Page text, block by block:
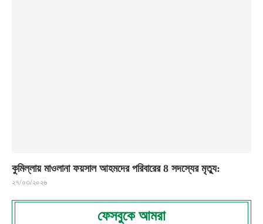
কুমিল্লায় মাওলানা ফয়সাল আহমদের পরিবারের 8 সদস্যের মৃত্যু:
২৭/০৩/২০২৬
ফেসবুকে আমরা